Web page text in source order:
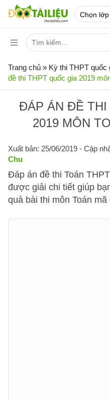
Trang chủ » Kỳ thi THPT quốc
đề thi THPT quốc gia 2019
ĐÁP ÁN ĐỀ THI
2019 MÔN
Xuất bản: 25/06/2019 - Cập
Chu
Đáp án đề thi Toán
được giải chi tiết giúp
quả bài thi môn Toán